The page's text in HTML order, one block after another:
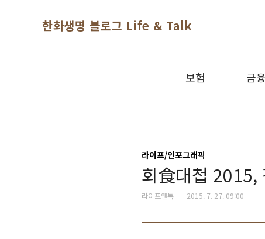
한화생명 블로그 Life & Talk
보험 금융
라이프/인포그래픽
회食대첩 2015,
라이프앤톡 2015. 7. 27. 09:00